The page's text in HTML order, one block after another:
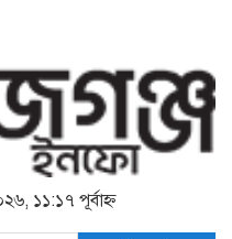
১১:১৭ পূর্বাহ্ন